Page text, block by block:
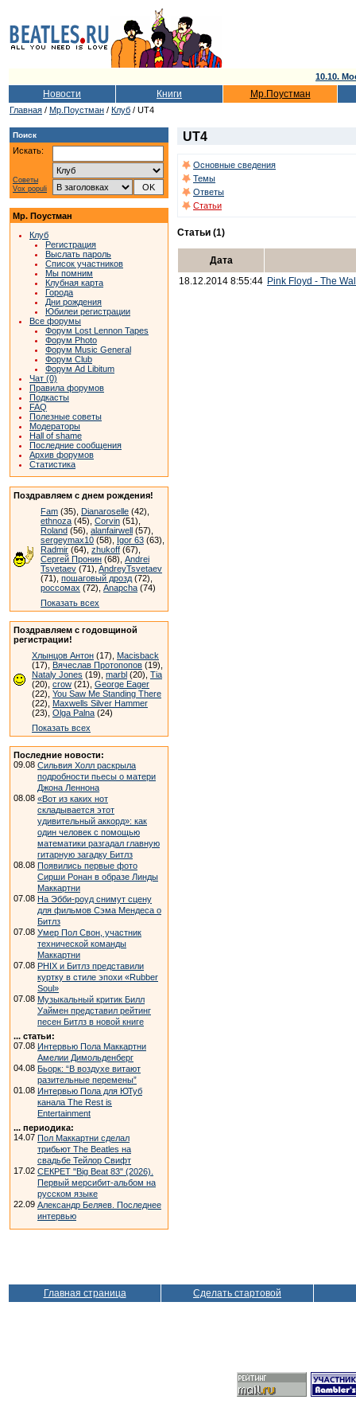
10.10.
Новости Книги Мр.Поустман
Главная / Мр.Поустман / Клуб / UT4
Поиск
Искать:
Советы
Vox populi
Мр. Поустман
Клуб
Регистрация
Выслать пароль
Список участников
Мы помним
Клубная карта
Города
Дни рождения
Юбилеи регистрации
Все форумы
Форум Lost Lennon Tapes
Форум Photo
Форум Music General
Форум Club
Форум Ad Libitum
Чат (0)
Правила форумов
Подкасты
FAQ
Полезные советы
Модераторы
Hall of shame
Последние сообщения
Архив форумов
Статистика
Поздравляем с днем рождения!
Fam (35), Dianaroselle (42),
ethnoza (45), Corvin (51),
Roland (56), alanfairwell (57),
sergeymax10 (58), Igor 63 (63),
Radmir (64), zhukoff (67),
Сергей Пронин (68), Andrei
Tsvetaev (71), AndreyTsvetaev
(71), пошаговый дрозд (72),
россомах (72), Anapcha (74)
Показать всех
Поздравляем с годовщиной
регистрации!
Хлынцов Антон (17), Macisback
(17), Вячеслав Протопопов (19),
Nataly Jones (19), marbl (20), Tia
(20), crow (21), George Eager
(22), You Saw Me Standing There
(22), Maxwells Silver Hammer
(23), Olga Palna (24)
Показать всех
Последние новости:
09.08 Сильвия Холл раскрыла
подробности пьесы о матери
Джона Леннона
08.08 «Вот из каких нот
складывается этот
удивительный аккорд»: как
один человек с помощью
математики разгадал главную
гитарную загадку Битлз
08.08 Появились первые фото
Сирши Ронан в образе Линды
Маккартни
07.08 На Эбби-роуд снимут сцену
для фильмов Сэма Мендеса о
Битлз
07.08 Умер Пол Свон, участник
технической команды
Маккартни
07.08 PHIX и Битлз представили
куртку в стиле эпохи «Rubber
Soul»
07.08 Музыкальный критик Билл
Уаймен представил рейтинг
песен Битлз в новой книге
... статьи:
07.08 Интервью Пола Маккартни
Амелии Димольденберг
04.08 Бьорк: “В воздухе витают
разительные перемены”
01.08 Интервью Пола для ЮТуб
канала The Rest is
Entertainment
... периодика:
14.07 Пол Маккартни сделал
трибьют The Beatles на
свадьбе Тейлор Свифт
17.02 СЕКРЕТ "Big Beat 83" (2026).
Первый мерсибит-альбом на
русском языке
22.09 Александр Беляев. Последнее
интервью
UT4
Основные сведения
Темы
Ответы
Статьи
Статьи (1)
Дата
18.12.2014 8:55:44 Pink Floyd - The
Главная страница Сделать стартовой